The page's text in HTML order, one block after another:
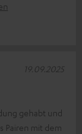
gehabt und
Pairen mit dem
19.09.2025